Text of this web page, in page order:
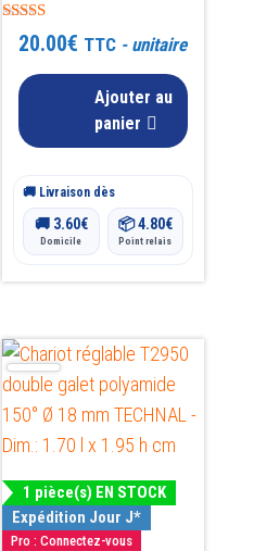
Note
5.00
20.00€ TTC- unitaire
Ajouter au
panier
🚚 Livraison dès
🚚 3.60€
Domicile
📦4.80€
Point relais
1 pièce(s) EN STOCK
Expédition Jour J*
Pro : Connectez-vous